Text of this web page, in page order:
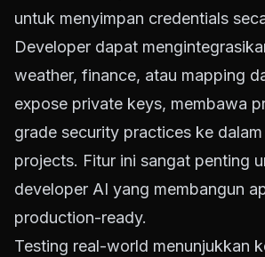
untuk menyimpan credentials
Developer dapat
weather, finance, atau mapping
expose private keys, membawa
grade security practices ke
projects. Fitur ini sangat penting
developer AI yang membangun
production-ready.
Testing real-world menunjukkan